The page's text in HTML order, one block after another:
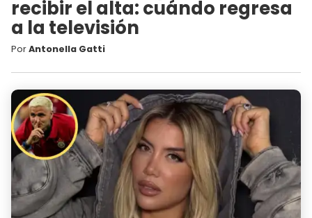
recibir el alta: cuándo regresa
a la televisión
PorAntonella Gatti